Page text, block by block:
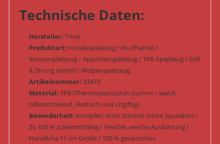
Technische Daten:
Hersteller: Trixie
Produktart: Hundespielzeug / Wurfhantel /
Wasserspielzeug / Apportierspielzeug / TPR-Spielzeug / Soft
& Strong Hantel / Welpenspielzeug
Artikelnummer: 33473
Material: TPR (Thermoplastisches Gummi – weich,
zahnschonend, elastisch und ungiftig)
Besonderheit: Komplett ohne Stimme (ohne Squeaker) /
Zu 100 % schwimmfähig / Flexible, weiche Ausführung /
Handliche 11 cm Größe / 100 % geräuschlos